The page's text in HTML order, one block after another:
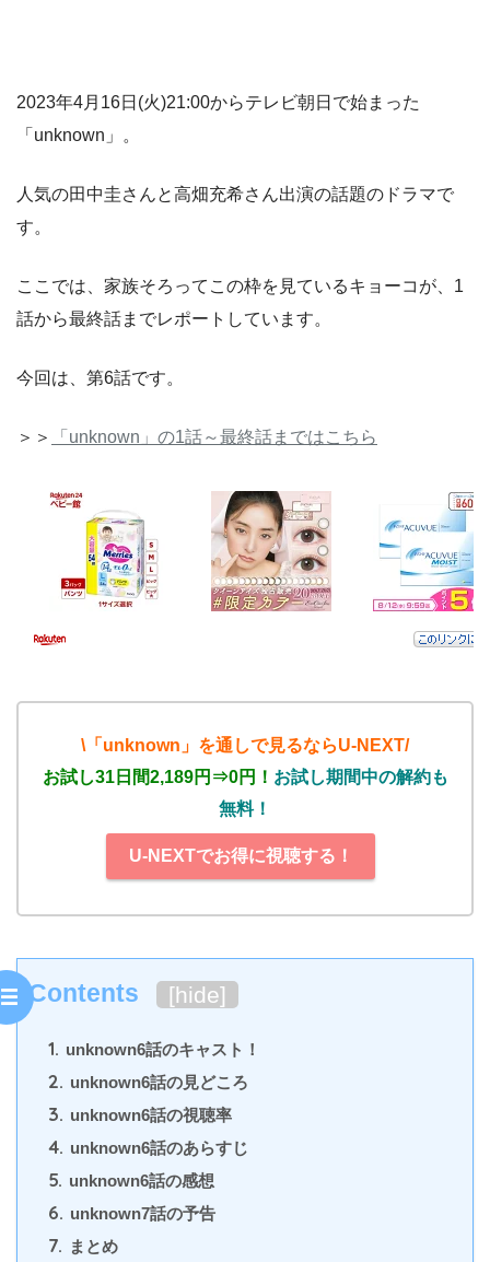
2023年4月16日(火)21:00からテレビ朝日で始まった
「unknown」。
人気の田中圭さんと高畑充希さん出演の話題のドラマで
す。
ここでは、家族そろってこの枠を見ているキョーコが、1
話から最終話までレポートしています。
今回は、第6話です。
＞＞ 「unknown」の1話～最終話まではこちら
\「unknown」を通しで見るならU-NEXT/
お試し31日間2,189円⇒0円！ お試し期間中の解約も
無料！
U-NEXTでお得に視聴する！
Contents [hide]
1. unknown6話のキャスト！
2. unknown6話の見どころ
3. unknown6話の視聴率
4. unknown6話のあらすじ
5. unknown6話の感想
6. unknown7話の予告
7. まとめ